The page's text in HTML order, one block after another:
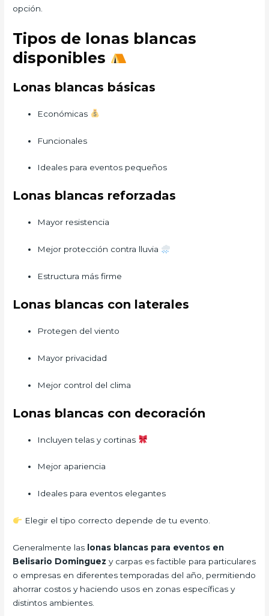
opción.
Tipos de lonas blancas
disponibles
Lonas blancas básicas
Económicas
Funcionales
Ideales para eventos pequeños
Lonas blancas reforzadas
Mayor resistencia
Mejor protección contra lluvia
Estructura más firme
Lonas blancas con laterales
Protegen del viento
Mayor privacidad
Mejor control del clima
Lonas blancas con decoración
Incluyen telas y cortinas
Mejor apariencia
Ideales para eventos elegantes
Elegir el tipo correcto depende de tu evento.
Generalmente las lonas blancas para eventos en
Belisario Dominguez y carpas es factible para particulares
o empresas en diferentes temporadas del año, permitiendo
ahorrar costos y haciendo usos en zonas específicas y
distintos ambientes.